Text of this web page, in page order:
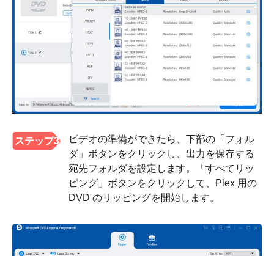
ステップ3
ビデオの準備ができたら、下部の「フォル
ダ」ボタンをクリックし、出力を保存する
宛先フォルダを設定します。「すべてリッ
ピング」ボタンをクリックして、Plex 用の
DVD のリッピングを開始します。